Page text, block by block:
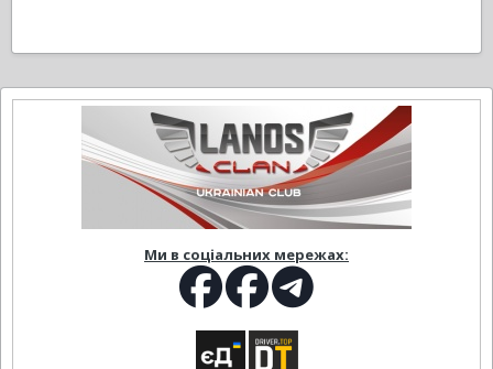
Ми в соціальних мережах: